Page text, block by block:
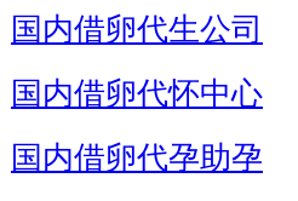
国内借卵代生公司
国内借卵代怀中心
国内借卵代孕助孕